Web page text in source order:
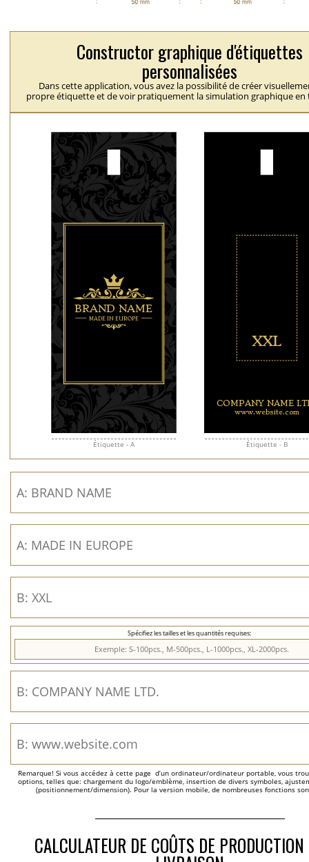
Constructor graphique d'étiquettes
personnalisées
Dans cette application, vous avez la possibilité de créer
propre étiquette et de voir pratiquement la simulation graphique en
Étiquette - A Étiquette - B
Spécifiez les tailles et les quantités requises:
Remarque! Si vous accédez à cette page  d’un ordinateur/ordinateur portable, vous
options, telles que: chargement du logo/emblème, insertion de divers symboles,
(positionnement/dimension). Pour la version mobile, de nombreuses fonctions
CALCULATEUR DE COÛTS DE